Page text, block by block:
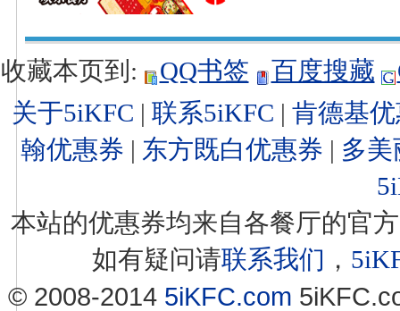
收藏本页到: QQ书签 百度搜藏
关于5iKFC | 联系5iKFC | 肯德基
翰优惠券 | 东方既白优惠券 | 多
本站的优惠券均来自各餐厅的官
如有疑问请联系我们 ，
© 2008-2014 5iKFC.com